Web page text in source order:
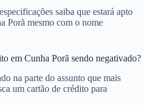
saiba que estará apto
Porã mesmo com o nome
em Cunha Porã sendo negativado?
na parte do assunto que mais
um cartão de crédito para